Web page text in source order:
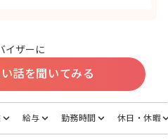
イザーに
話を聞いてみる
給与 勤務時間 休日・休暇